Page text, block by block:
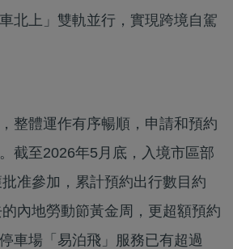
北上」雙軌並行，實現跨境自駕
整體運作有序暢順，申請和預約
截至2026年5月底，入境市區部
准參加，累計預約出行數目約
內地勞動節黃金周，更超額預約
車場「易泊飛」服務已有超過